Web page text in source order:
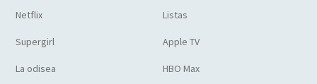
Netflix Listas
Supergirl Apple TV
La odisea HBO Max